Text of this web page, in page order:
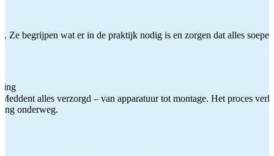
Ze begrijpen wat er in de praktijk nodig is en zorgen dat alles
alles verzorgd – van apparatuur tot montage. Het proces
onderweg.